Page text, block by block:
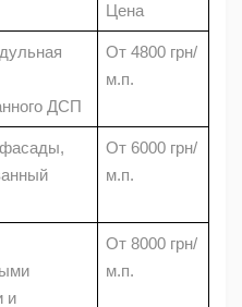
Цена
ДСП
От 4800 грн/
м.п.
От 6000 грн/
м.п.
и
От 8000 грн/
м.п.